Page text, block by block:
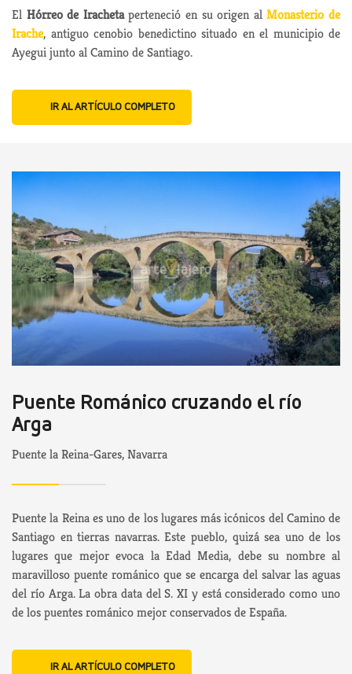
El Hórreo de Irachetaperteneció en su origen alMonasterio de
Irache, antiguo cenobio benedictino situado en el municipio de
Ayegui junto al Camino de Santiago.
IR AL ARTÍCULO COMPLETO
Puente Románico cruzando el río
Arga
Puente la Reina-Gares, Navarra
Puente la Reina es uno de los lugares más icónicos del Camino de
Santiago en tierras navarras. Este pueblo, quizá sea uno de los
lugares que mejor evoca la Edad Media, debe su nombre al
maravilloso puente románico que se encarga del salvar las aguas
del río Arga. La obra data del S. XI y está considerado como uno
de los puentes románico mejor conservados de España.
IR AL ARTÍCULO COMPLETO